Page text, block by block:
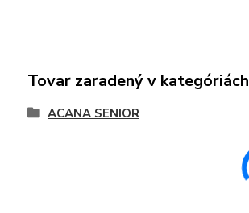
Tovar zaradený v kategóriách
ACANA SENIOR